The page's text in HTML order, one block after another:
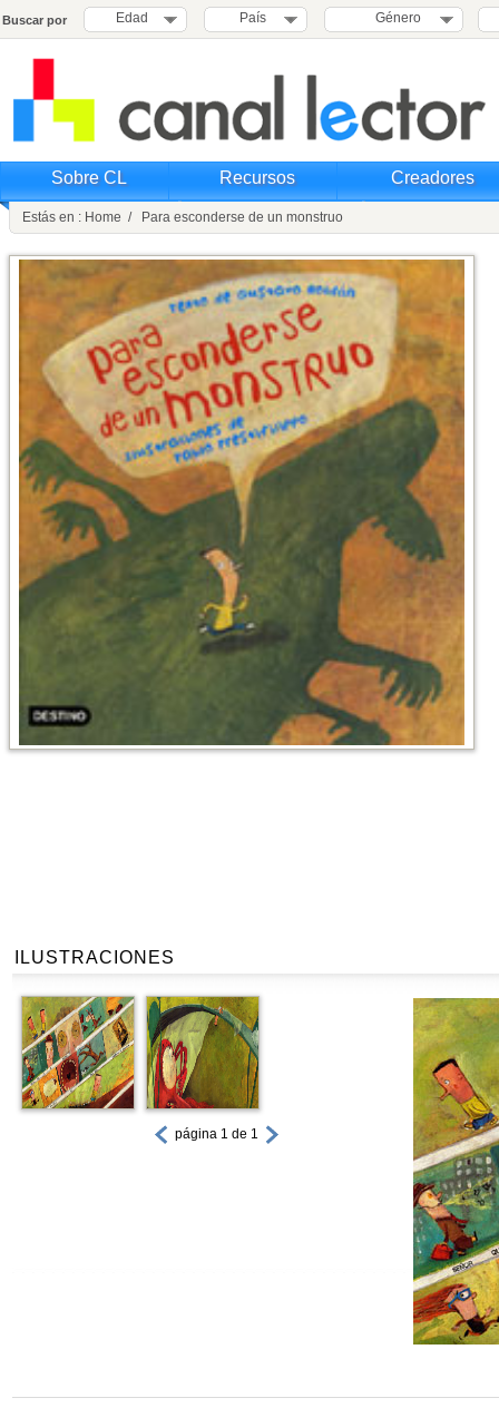
Buscar por Edad País Género
Sobre CL Recursos Creadores
Estás en : Home / Para esconderse de un monstruo
ILUSTRACIONES
página 1 de 1